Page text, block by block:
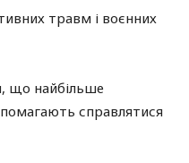
травм і воєнних
що найбільше
справлятися